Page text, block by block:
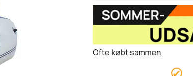
Ofte købt sammen